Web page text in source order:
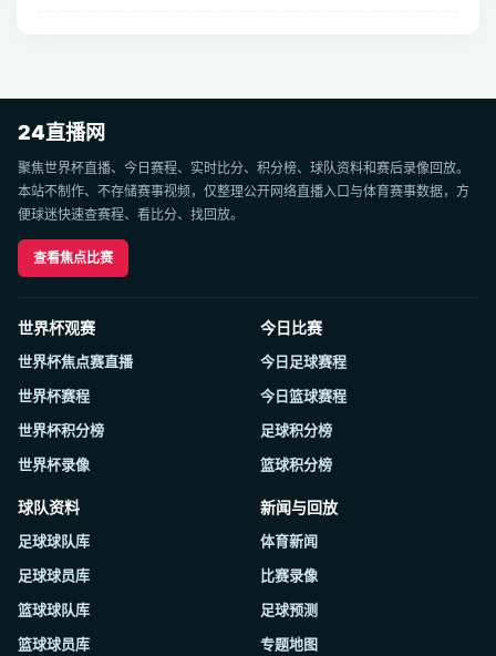
24直播网
聚焦世界杯直播、今日赛程、实时比分、积分榜、球队资料和赛后录像回放。
本站不制作、不存储赛事视频，仅整理公开网络直播入口与体育赛事数据，方
便球迷快速查赛程、看比分、找回放。
查看焦点比赛
世界杯观赛
世界杯焦点赛直播
世界杯赛程
世界杯积分榜
世界杯录像
今日比赛
今日足球赛程
今日篮球赛程
足球积分榜
篮球积分榜
球队资料
足球球队库
足球球员库
篮球球队库
篮球球员库
新闻与回放
体育新闻
比赛录像
足球预测
专题地图